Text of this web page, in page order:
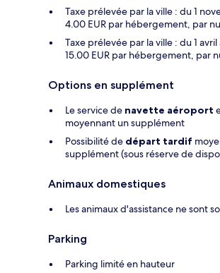
Taxe prélevée par la ville : du 1
4.00 EUR par hébergement, par
Taxe prélevée par la ville : du 1
15.00 EUR par hébergement, par
Options en supplément
Le service de navette aéroport
moyennant un supplément
Possibilité de départ tardif
supplément (sous réserve de
Animaux domestiques
Les animaux d'assistance ne sont
Parking
Parking limité en hauteur